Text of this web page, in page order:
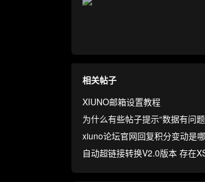
相关帖子
XIUNO邮箱设置教程
为什么有些帖子提示“数据有问题
xiuno论坛官网回复积分变动是
自动超链接转换V2.0版本 存在